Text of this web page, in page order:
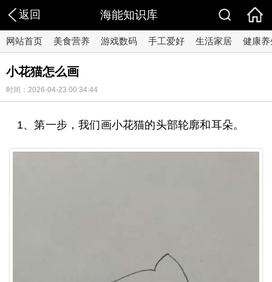
返回 海能知识库
网站首页 美食营养 游戏数码 手工爱好 生活家居 健康养
小花猫怎么画
时间：2026-04-23 00:34:44
1、第一步，我们画小花猫的头部轮廓和耳朵。